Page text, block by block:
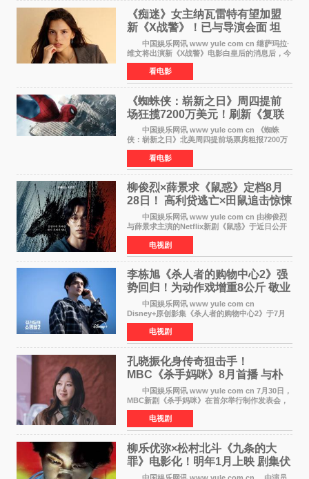
《痴迷》女主纳瓦雷特有望加盟
新《X战警》！已与导演会面 坦
言“魔形女一直很酷”
中国娱乐网讯 www yule com cn 继萨玛拉·
维文将出演新《X战警》电影白皇后的消息后，今
年暑期档大热恐怖片《痴迷》女主角印达·纳瓦雷
特也有望加盟这部备受瞩目的漫威新作——目前
还处于有
看电影
《蜘蛛侠：崭新之日》周四提前
场狂揽7200万美元！刷新《复联
4》保持影史纪录
中国娱乐网讯 www yule com cn 《蜘蛛
侠：崭新之日》北美周四提前场票房粗报7200万
美元，创下影史单片北美提前场票房新纪录——
此前该纪录由《复仇者联盟4：终局之战》的6000
万美元保持，本
看电影
柳俊烈×薛景求《鼠惑》定档8月
28日！ 高利贷逃亡×田鼠追击惊悚
来袭
中国娱乐网讯 www yule com cn 由柳俊烈
与薛景求主演的Netflix新剧《鼠惑》于近日公开
主海报，正式定档8月28日上线。 海报中，柳
俊烈与薛景求背对背站立，各自朝向相反方向，
幽暗的色调与
电视剧
李栋旭《杀人者的购物中心2》强
势回归！为动作戏增重8公斤 敬业
获赞
中国娱乐网讯 www yule com cn
Disney+原创影集《杀人者的购物中心2》于7月
22日正式上线，由男神李栋旭主演的郑进湾以2 0
完全体强势回归。该剧第一季曾被《纽约时报》
评选为全球最佳影集之一
电视剧
孔晓振化身传奇狙击手！
MBC《杀手妈咪》8月首播 与朴
恩斌展开收视对决
中国娱乐网讯 www yule com cn 7月30日，
MBC新剧《杀手妈咪》在首尔举行制作发表会，
主演孔晓振、郑准元、李相二、无真星、崔宇
成、李银泉等人一同出席，为新剧宣传造势。这
是孔晓振继《毛骨
电视剧
柳乐优弥×松村北斗《九条的大
罪》电影化！明年1月上映 剧集伏
笔将全面揭晓